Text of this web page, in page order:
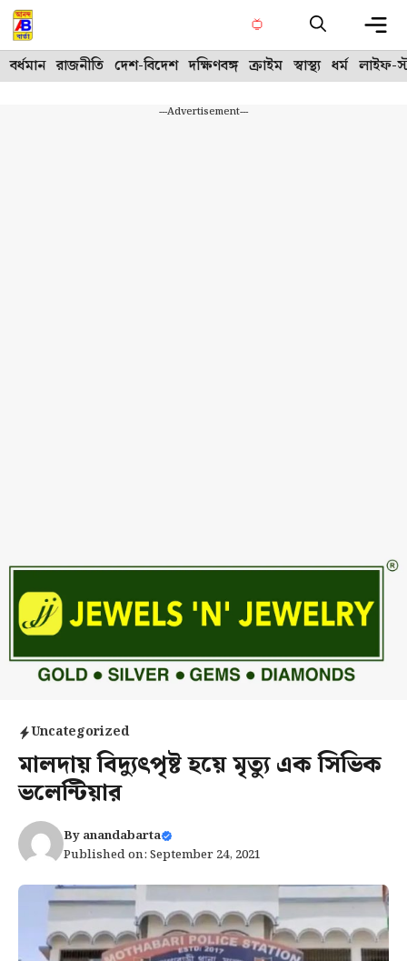
Skip
to
content
বর্ধমান রাজনীতি দেশ-বিদেশ দক্ষিণবঙ্গ ক্রাইম স্বাস্থ্য ধর্ম লাইফ-
---Advertisement---
Uncategorized
মালদায় বিদ্যুৎপৃষ্ট হয়ে মৃত্যু এক সিভিক
ভলেন্টিয়ার
Byanandabarta
Published on: September 24, 2021